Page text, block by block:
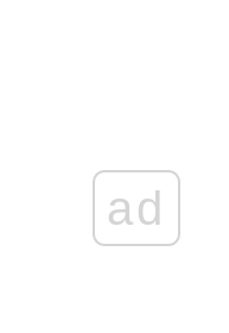
ad